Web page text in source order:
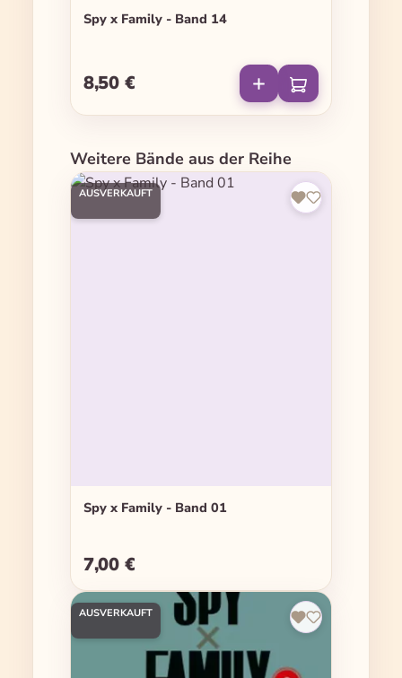
Spy x Family - Band 14
Regulärer Preis:
8,50 €
Produktgalerie überspringen
Weitere Bände aus der Reihe
AUSVERKAUFT
Spy x Family - Band 01
Regulärer Preis:
7,00 €
AUSVERKAUFT